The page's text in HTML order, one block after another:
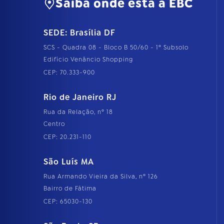
Saiba onde está a EBC
SEDE: Brasília DF
SCS - Quadra 08 - Bloco B 50/60 - 1º Subsolo
Edifício Venâncio Shopping
CEP: 70.333-900
Rio de Janeiro RJ
Rua da Relação, nº 18
Centro
CEP: 20.231-110
São Luís MA
Rua Armando Vieira da Silva, nº 126
Bairro de Fátima
CEP: 65030-130